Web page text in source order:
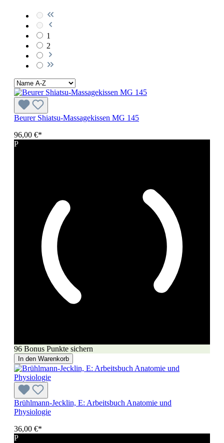
1
2
Beurer Shiatsu-Massagekissen MG 145
96,00 €*
P
96 Bonus Punkte sichern
In den Warenkorb
Brühlmann-Jecklin, E: Arbeitsbuch Anatomie und
Physiologie
36,00 €*
P